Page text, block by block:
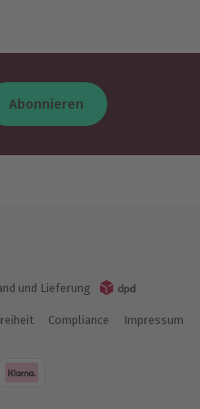
Abonnieren
und Lieferung
Compliance Impressum